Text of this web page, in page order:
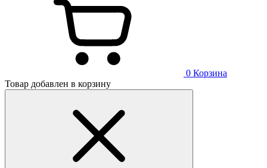
0 Корзина
Товар добавлен в корзину